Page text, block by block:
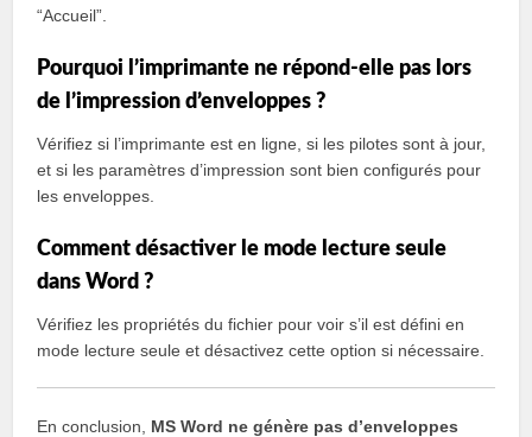
“Accueil”.
Pourquoi l’imprimante ne répond-elle pas lors
de l’impression d’enveloppes ?
Vérifiez si l’imprimante est en ligne, si les pilotes sont à jour,
et si les paramètres d’impression sont bien configurés pour
les enveloppes.
Comment désactiver le mode lecture seule
dans Word ?
Vérifiez les propriétés du fichier pour voir s’il est défini en
mode lecture seule et désactivez cette option si nécessaire.
En conclusion, MS Word ne génère pas d’enveloppes